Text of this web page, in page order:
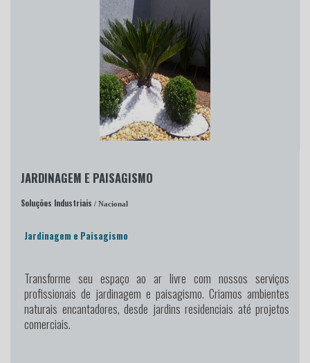
JARDINAGEM E PAISAGISMO
Soluções Industriais / Nacional
Jardinagem e Paisagismo
Transforme seu espaço ao ar livre com nossos serviços
profissionais de jardinagem e paisagismo. Criamos ambientes
naturais encantadores, desde jardins residenciais até projetos
comerciais.